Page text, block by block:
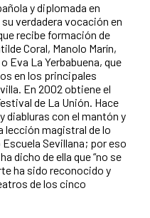
y diplomada en
verdadera vocación en
recibe formación de
Coral, Manolo Marín,
Eva La Yerbabuena, que
en los principales
En 2002 obtiene el
de La Unión. Hace
con el mantón y
lección magistral de lo
Sevillana; por eso
dicho de ella que “no se
ha sido reconocido y
de los cinco